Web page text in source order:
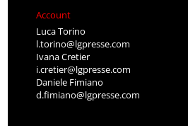
Account
Luca Torino
l.torino@lgpresse.com
Ivana Cretier
i.cretier@lgpresse.com
Daniele Fimiano
d.fimiano@lgpresse.com